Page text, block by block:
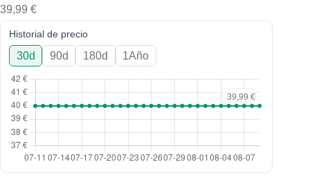
39,99 €
Historial de precio
30d 90d 180d 1Año